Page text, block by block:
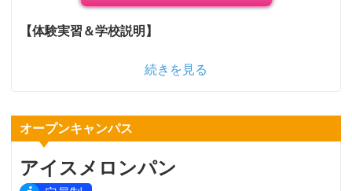
【体験実習＆学校説明】
続きを見る
オープンキャンパス
アイスメロンパン